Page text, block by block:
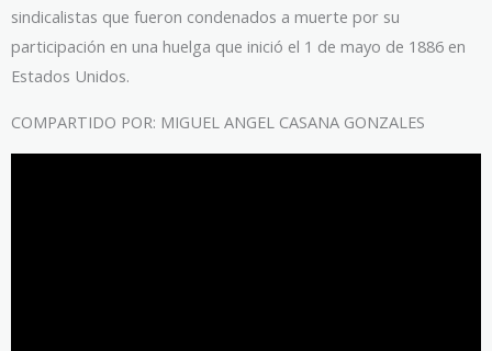
sindicalistas que fueron condenados a muerte por su
participación en una huelga que inició el 1 de mayo de 1886 en
Estados Unidos.
COMPARTIDO POR: MIGUEL ANGEL CASANA GONZALES